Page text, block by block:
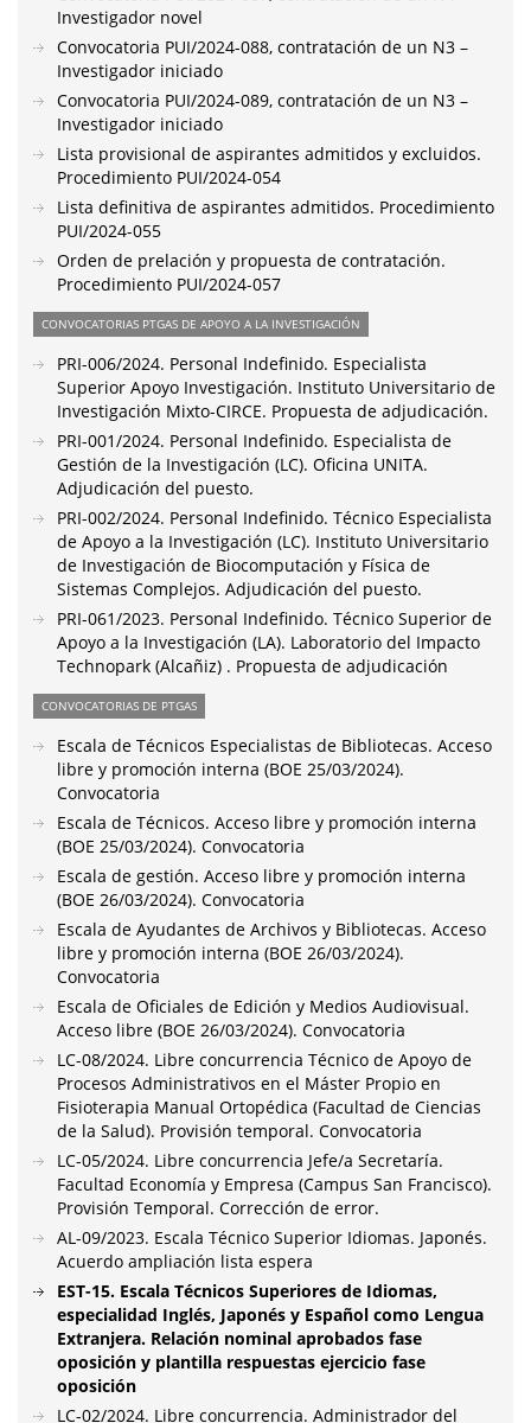
Investigador novel
Convocatoria PUI/2024-088, contratación de un N3 –
Investigador iniciado
Convocatoria PUI/2024-089, contratación de un N3 –
Investigador iniciado
Lista provisional de aspirantes admitidos y excluidos.
Procedimiento PUI/2024-054
Lista definitiva de aspirantes admitidos. Procedimiento
PUI/2024-055
Orden de prelación y propuesta de contratación.
Procedimiento PUI/2024-057
CONVOCATORIAS PTGAS DE APOYO A LA INVESTIGACIÓN
PRI-006/2024. Personal Indefinido. Especialista
Superior Apoyo Investigación. Instituto Universitario de
Investigación Mixto-CIRCE. Propuesta de adjudicación.
PRI-001/2024. Personal Indefinido. Especialista de
Gestión de la Investigación (LC). Oficina UNITA.
Adjudicación del puesto.
PRI-002/2024. Personal Indefinido. Técnico Especialista
de Apoyo a la Investigación (LC). Instituto Universitario
de Investigación de Biocomputación y Física de
Sistemas Complejos. Adjudicación del puesto.
PRI-061/2023. Personal Indefinido. Técnico Superior de
Apoyo a la Investigación (LA). Laboratorio del Impacto
Technopark (Alcañiz) . Propuesta de adjudicación
CONVOCATORIAS DE PTGAS
Escala de Técnicos Especialistas de Bibliotecas. Acceso
libre y promoción interna (BOE 25/03/2024).
Convocatoria
Escala de Técnicos. Acceso libre y promoción interna
(BOE 25/03/2024). Convocatoria
Escala de gestión. Acceso libre y promoción interna
(BOE 26/03/2024). Convocatoria
Escala de Ayudantes de Archivos y Bibliotecas. Acceso
libre y promoción interna (BOE 26/03/2024).
Convocatoria
Escala de Oficiales de Edición y Medios Audiovisual.
Acceso libre (BOE 26/03/2024). Convocatoria
LC-08/2024. Libre concurrencia Técnico de Apoyo de
Procesos Administrativos en el Máster Propio en
Fisioterapia Manual Ortopédica (Facultad de Ciencias
de la Salud). Provisión temporal. Convocatoria
LC-05/2024. Libre concurrencia Jefe/a Secretaría.
Facultad Economía y Empresa (Campus San Francisco).
Provisión Temporal. Corrección de error.
AL-09/2023. Escala Técnico Superior Idiomas. Japonés.
Acuerdo ampliación lista espera
EST-15. Escala Técnicos Superiores de Idiomas,
especialidad Inglés, Japonés y Español como Lengua
Extranjera. Relación nominal aprobados fase
oposición y plantilla respuestas ejercicio fase
oposición
LC-02/2024. Libre concurrencia. Administrador del